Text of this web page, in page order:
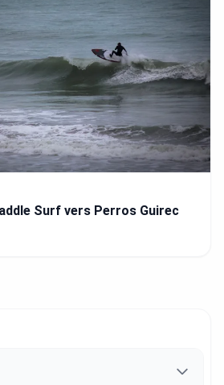
Surf vers Perros Guirec